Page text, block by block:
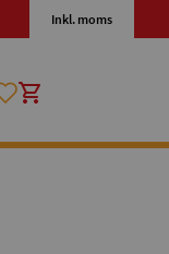
Inkl. moms